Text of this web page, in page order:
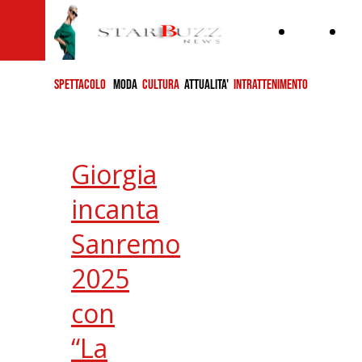
SPETTACOLO MODA CULTURA ATTUALITA' INTRATTENIMENTO
Giorgia
incanta
Sanremo
2025
con
“La